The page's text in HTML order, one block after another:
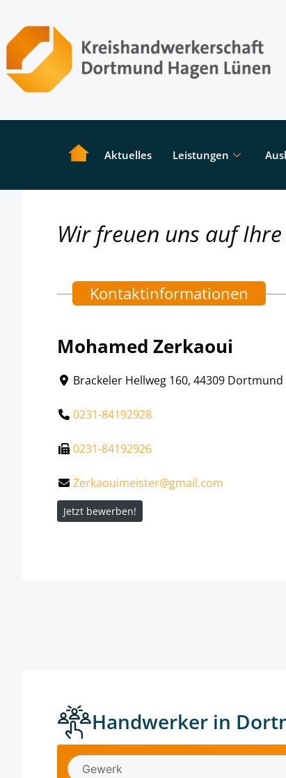
Aktuelles Leistungen
Wir freuen uns auf
Kontaktinformationen
Mohamed Zerkaoui
Brackeler Hellweg 160, 44309 Dortmund
0231-84192928
0231-84192926
Zerkaouimeister@gmail.com
Jetzt bewerben!
Handwerker in